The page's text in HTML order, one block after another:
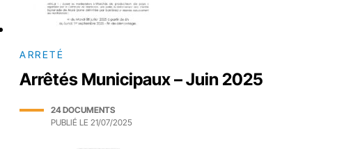
ARRETÉ
Arrêtés Municipaux – Juin 2025
24 DOCUMENTS
PUBLIÉ LE 21/07/2025